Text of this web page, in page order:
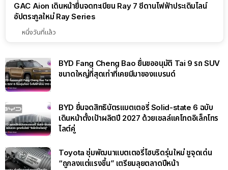
GAC Aion เดินหน้ายื่นจดทะเบียน Ray 7 ซีดานไฟฟ้าประเดิมไลน์
อัปตระกูลใหม่ Ray Series
หนึ่งวันที่แล้ว
BYD Fang Cheng Bao ยื่นขออนุมัติ Tai 9 รถ SUV
ขนาดใหญ่ที่สุดเท่าที่เคยมีมาของแบรนด์
BYD ยื่นจดสิทธิบัตรแบตเตอรี่ Solid-state 6 ฉบับ
เดินหน้าตั้งเป้าผลิตปี 2027 ด้วยเซลล์แคโทดอิเล็กโทร
ไลต์คู่
Toyota ซุ่มพัฒนาแบตเตอรี่ไฮบริดรุ่นใหม่ ชูจุดเด่น
“ถูกลงแต่แรงขึ้น” เตรียมลุยตลาดปีหน้า